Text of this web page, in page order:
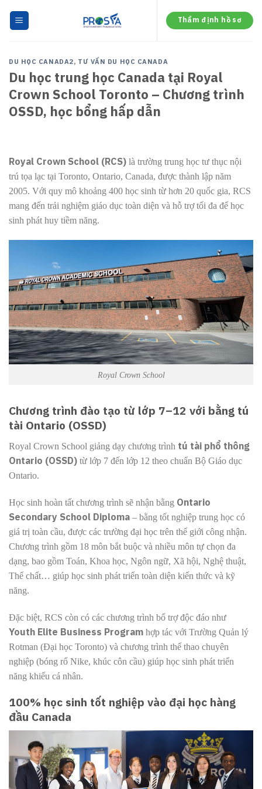
Thẩm định hồ sơ
DU HỌC CANADA2, TƯ VẤN DU HỌC CANADA
Du học trung học Canada tại Royal
Crown School Toronto – Chương trình
OSSD, học bổng hấp dẫn
Royal Crown School (RCS) là trường trung học tư thục nội
trú tọa lạc tại Toronto, Ontario, Canada, được thành lập năm
2005. Với quy mô khoảng 400 học sinh từ hơn 20 quốc gia, RCS
mang đến trải nghiệm giáo dục toàn diện và hỗ trợ tối đa để học
sinh phát huy tiềm năng.
Royal Crown School
Chương trình đào tạo từ lớp 7–12 với bằng tú
tài Ontario (OSSD)
Royal Crown School giảng dạy chương trình tú tài phổ thông
Ontario (OSSD) từ lớp 7 đến lớp 12 theo chuẩn Bộ Giáo dục
Ontario.
Học sinh hoàn tất chương trình sẽ nhận bằng Ontario
Secondary School Diploma – bằng tốt nghiệp trung học có
giá trị toàn cầu, được các trường đại học trên thế giới công nhận.
Chương trình gồm 18 môn bắt buộc và nhiều môn tự chọn đa
dạng, bao gồm Toán, Khoa học, Ngôn ngữ, Xã hội, Nghệ thuật,
Thể chất… giúp học sinh phát triển toàn diện kiến thức và kỹ
năng.
Đặc biệt, RCS còn có các chương trình bổ trợ độc đáo như
Youth Elite Business Program hợp tác với Trường Quản lý
Rotman (Đại học Toronto) và chương trình thể thao chuyên
nghiệp (bóng rổ Nike, khúc côn cầu) giúp học sinh phát triển
năng khiếu cá nhân.
100% học sinh tốt nghiệp vào đại học hàng
đầu Canada